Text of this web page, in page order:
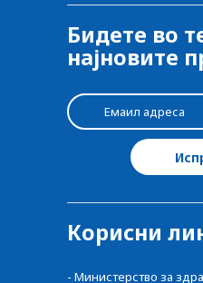
Бидете во
најновите
Корисни
- Министерство за